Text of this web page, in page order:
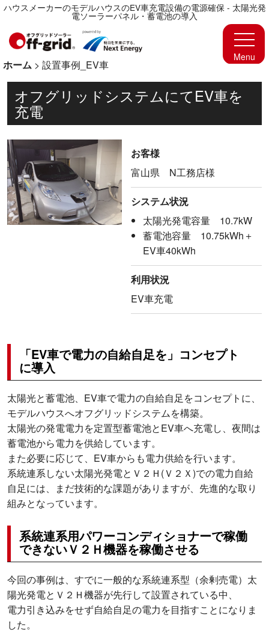
ハウスメーカーのモデルハウスのEV車充電設備の電源確保 - 太陽光発
電ソーラーパネル・蓄電池の導入
ホーム > 設置事例_EV車
オフグリッドシステムにてEV車を
充電
お客様
富山県 N工務店様
システム状況
太陽光発電容量 10.7kW
蓄電池容量 10.75kWh＋
EV車40kWh
利用状況
EV車充電
「EV車で電力の自給自足を」コンセプト
に導入
太陽光と蓄電池、EV車で電力の自給自足をコンセプトに、
モデルハウスへオフグリッドシステムを構築。
太陽光の発電電力を定置型蓄電池とEV車へ充電し、夜間は
蓄電池から電力を供給しています。
また必要に応じて、EV車からも電力供給を行います。
系統連系しない太陽光発電とＶ２Ｈ(Ｖ２Ｘ)での電力自給
自足には、まだ技術的な課題がありますが、先進的な取り
組みとなっています。
系統連系用パワーコンディショナーで稼働
できないＶ２Ｈ機器を稼働させる
今回の事例は、すでに一般的な系統連系型（余剰売電）太
陽光発電とＶ２Ｈ機器が先行して設置されている中、
電力引き込みをせず自給自足の電力を目指すことになりま
した。